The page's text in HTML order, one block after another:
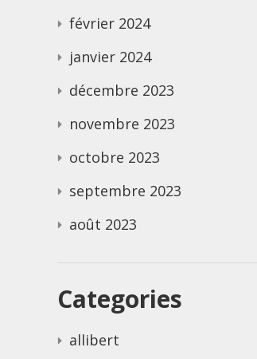
février 2024
janvier 2024
décembre 2023
novembre 2023
octobre 2023
septembre 2023
août 2023
Categories
allibert